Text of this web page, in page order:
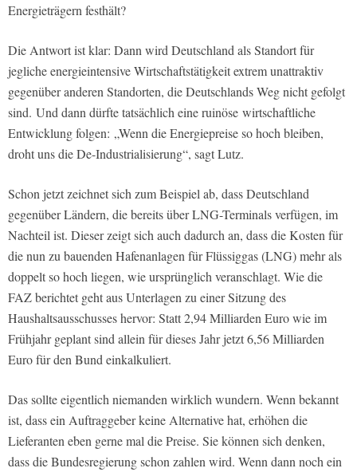
Energieträgern festhält?
Die Antwort ist klar: Dann wird Deutschland als Standort für
jegliche energieintensive Wirtschaftstätigkeit extrem unattraktiv
gegenüber anderen Standorten, die Deutschlands Weg nicht gefolgt
sind. Und dann dürfte tatsächlich eine ruinöse wirtschaftliche
Entwicklung folgen: „Wenn die Energiepreise so hoch bleiben,
droht uns die De-Industrialisierung“, sagt Lutz.
Schon jetzt zeichnet sich zum Beispiel ab, dass Deutschland
gegenüber Ländern, die bereits über LNG-Terminals verfügen, im
Nachteil ist. Dieser zeigt sich auch dadurch an, dass die Kosten für
die nun zu bauenden Hafenanlagen für Flüssiggas (LNG) mehr als
doppelt so hoch liegen, wie ursprünglich veranschlagt. Wie die
FAZ berichtet geht aus Unterlagen zu einer Sitzung des
Haushaltsausschusses hervor: Statt 2,94 Milliarden Euro wie im
Frühjahr geplant sind allein für dieses Jahr jetzt 6,56 Milliarden
Euro für den Bund einkalkuliert.
Das sollte eigentlich niemanden wirklich wundern. Wenn bekannt
ist, dass ein Auftraggeber keine Alternative hat, erhöhen die
Lieferanten eben gerne mal die Preise. Sie können sich denken,
dass die Bundesregierung schon zahlen wird. Wenn dann noch ein